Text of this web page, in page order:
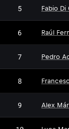
5 Fabio Di
6 Raúl
7 Pedro
8
9 Alex